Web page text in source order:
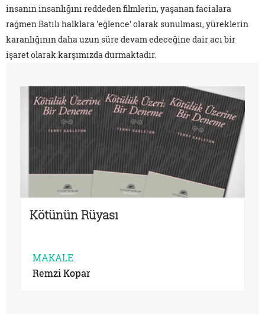
insanın insanlığını reddeden filmlerin, yaşanan facialara
rağmen Batılı halklara 'eğlence' olarak sunulması, yüreklerin
karanlığının daha uzun süre devam edeceğine dair acı bir
işaret olarak karşımızda durmaktadır.
Kötünün Rüyası
MAKALE
Remzi Kopar